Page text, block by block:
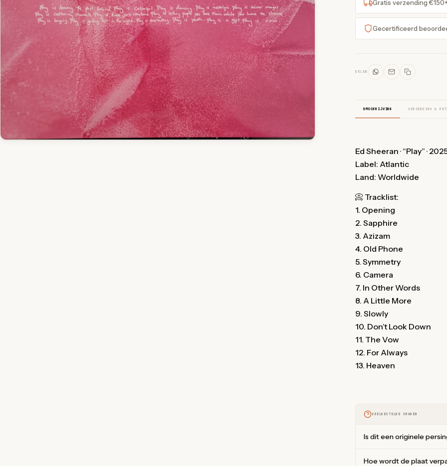
Gratis verzending
Gecertificeerd
DELEN
OMSCHRIJVING VERZENDING &
Ed Sheeran · “Play” ·
Label: Atlantic
Land: Worldwide
📀 Tracklist:
1. Opening
2. Sapphire
3. Azizam
4. Old Phone
5. Symmetry
6. Camera
7. In Other Words
8. A Little More
9. Slowly
10. Don’t Look Down
11. The Vow
12. For Always
13. Heaven
VEELGESTELDE VRAGEN
Is dit een originele
Hoe wordt de plaat